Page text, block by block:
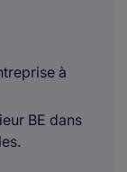
à
BE dans